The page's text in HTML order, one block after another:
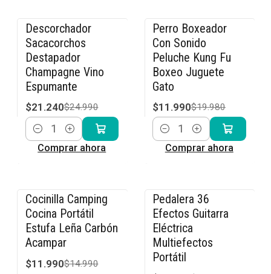
-15% OFF
Descorchador
Sacacorchos
Destapador
Champagne Vino
Espumante
$21.240$24.990
Cantidad
Comprar ahora
-40% OFF
Perro Boxeador
Con Sonido
Peluche Kung Fu
Boxeo Juguete
Gato
$11.990$19.980
Cantidad
Comprar ahora
-20% OFF
Cocinilla Camping
Cocina Portátil
Estufa Leña Carbón
Acampar
$11.990$14.990
-23% OFF
Pedalera 36
Efectos Guitarra
Eléctrica
Multiefectos
Portátil